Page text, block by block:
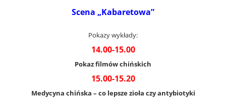
Scena „Kabaretowa”
Pokazy wykłady:
14.00-15.00
Pokaz filmów chińskich
15.00-15.20
Medycyna chińska – co lepsze zioła czy antybiotyki